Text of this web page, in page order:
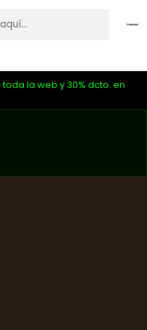
toda la web y 30% dcto. en